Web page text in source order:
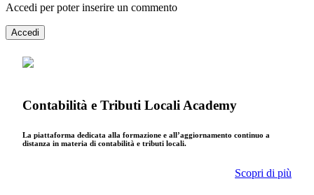
Accedi per poter inserire un commento
Accedi
Contabilità e Tributi Locali Academy
La piattaforma dedicata alla formazione e all’aggiornamento continuo a
distanza in materia di contabilità e tributi locali.
Scopri di più